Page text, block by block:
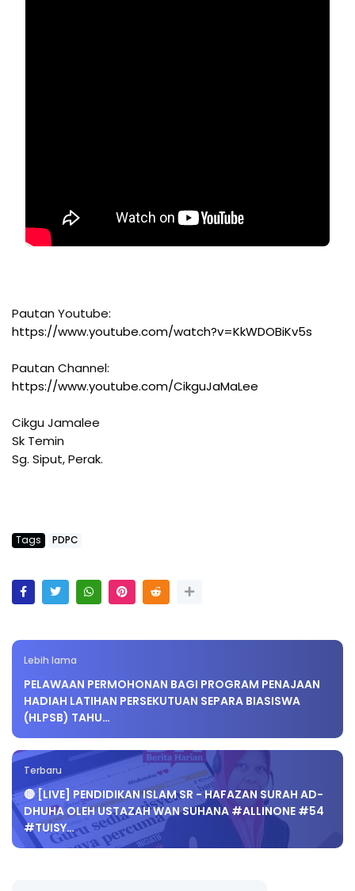
Pautan Youtube:
https://www.youtube.com/watch?v=KkWDOBiKv5s
Pautan Channel:
https://www.youtube.com/CikguJaMaLee
Cikgu Jamalee
Sk Temin
Sg. Siput, Perak.
Tags PDPC
Lebih lama
PELAWAAN PERMOHONAN BAGI PROGRAM PENAJAAN
HADIAH LATIHAN PERSEKUTUAN SEPARA BIASISWA
(HLPSB) TAHU…
Terbaru
🔴 [LIVE] PENDIDIKAN ISLAM SR - HAFAZAN SURAH AD-
DHUHA OLEH USTAZAH WAN SUHANA #ALLINONE #54
#TUISY…